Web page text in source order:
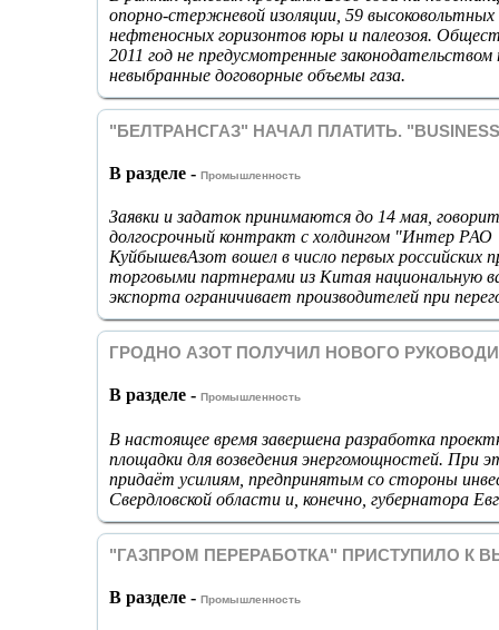
опорно-стержневой изоляции, 59
нефтеносных горизонтов юры и палеозоя.
2011 год не предусмотренные
невыбранные договорные объемы газа.
"БЕЛТРАНСГАЗ" НАЧАЛ ПЛАТИТЬ.
В разделе - Промышленность
Заявки и задаток принимаются до 14 мая,
долгосрочный контракт с холдингом "Интер
КуйбышевАзот вошел в число первых
торговыми партнерами из Китая
экспорта ограничивает производителей при
ГРОДНО АЗОТ ПОЛУЧИЛ НОВОГО
В разделе - Промышленность
В настоящее время завершена разработка
площадки для возведения энергомощностей. При
придаёт усилиям, предпринятым со стороны
Свердловской области и, конечно, губернатора
"ГАЗПРОМ ПЕРЕРАБОТКА" ПРИСТУПИЛО К
В разделе - Промышленность